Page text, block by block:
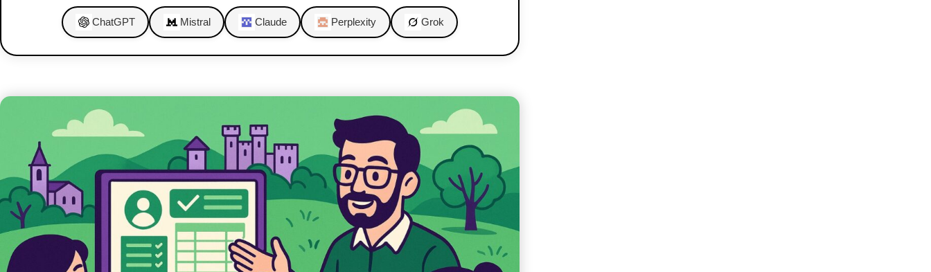
ChatGPT Mistral Claude Perplexity Grok